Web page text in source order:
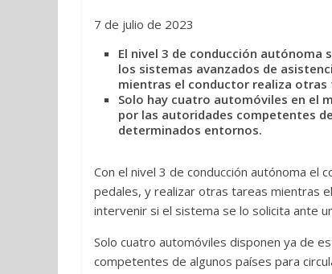
7 de julio de 2023
El nivel 3 de conducción autónoma
los sistemas avanzados de
mientras el conductor realiza otras
Solo hay cuatro automóviles en el
por las autoridades competentes
determinados entornos.
Con el nivel 3 de conducción autónoma el
pedales, y realizar otras tareas mientras
intervenir si el sistema se lo solicita ante
Solo cuatro automóviles disponen ya de
competentes de algunos países para